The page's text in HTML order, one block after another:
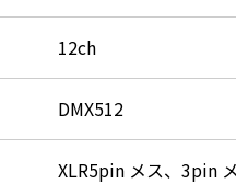
12ch
DMX512
XLR5pin メス、3pin